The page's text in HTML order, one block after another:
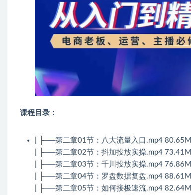
课程目录：
| ├──第二章01节：八大流量入口.mp4 80.65M
| ├──第二章02节：抖加投放实操.mp4 73.41M
| ├──第二章03节：千川投放实操.mp4 76.86M
| ├──第二章04节：罗盘数据复盘.mp4 88.61M
| ├──第二章05节：如何接极速流.mp4 82.64M